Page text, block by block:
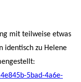
mit teilweise etwas
identisch zu Helene
5bad-4a6e-